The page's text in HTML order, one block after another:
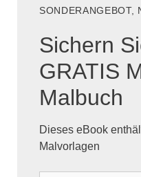
SONDERANGEBOT,
Sichern
GRATIS
Malbuch
Dieses eBook
Malvorlagen